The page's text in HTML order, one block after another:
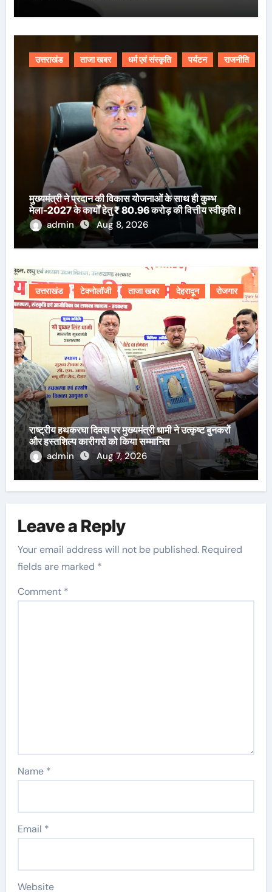
उत्तराखंड ताजा खबर धर्म एवं संस्कृति पर्यटन राजनीति
मुख्यमंत्री ने प्रदान की विकास योजनाओं के साथ ही कुम्भ
मेला-2027 के कार्यों हेतु ₹ 80.96 करोड़ की वित्तीय स्वीकृति।
admin
Aug 8, 2026
उत्तराखंड टेक्नोलॉजी ताजा खबर देहरादून रोजगार
राष्ट्रीय हथकरघा दिवस पर मुख्यमंत्री धामी ने उत्कृष्ट बुनकरों
और हस्तशिल्प कारीगरों को किया सम्मानित
admin
Aug 7, 2026
Leave a Reply
Your email address will not be published. Required
fields are marked *
Comment *
Name *
Email *
Website